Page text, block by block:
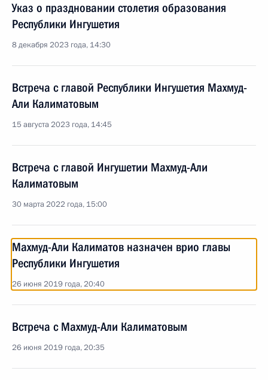
Указ о праздновании столетия образования
Республики Ингушетия
8 декабря 2023 года, 14:30
Встреча с главой Республики Ингушетия Махмуд-
Али Калиматовым
15 августа 2023 года, 14:45
Встреча с главой Ингушетии Махмуд-Али
Калиматовым
30 марта 2022 года, 15:00
Махмуд-Али Калиматов назначен врио главы
Республики Ингушетия
26 июня 2019 года, 20:40
Встреча с Махмуд-Али Калиматовым
26 июня 2019 года, 20:35